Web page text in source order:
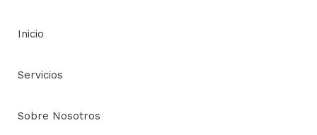
Inicio
Servicios
Sobre Nosotros